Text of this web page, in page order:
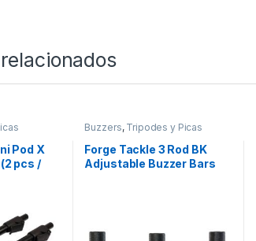
Pod X
pcs /
Buzzers, Tripodes y Picas
Forge Tackle 3 Rod BK
Adjustable Buzzer Bars